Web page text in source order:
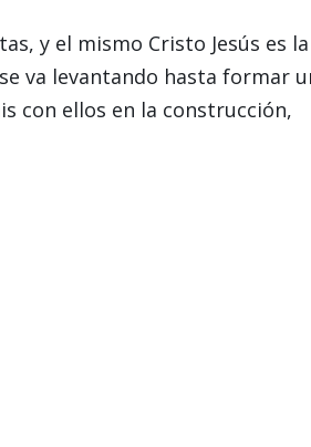
y el mismo Cristo Jesús es la
va levantando hasta formar
con ellos en la construcción,